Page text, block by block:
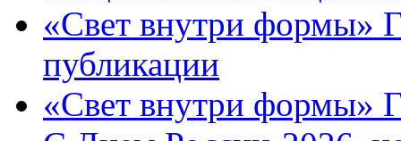
«Свет внутри формы»
публикации
«Свет внутри формы»